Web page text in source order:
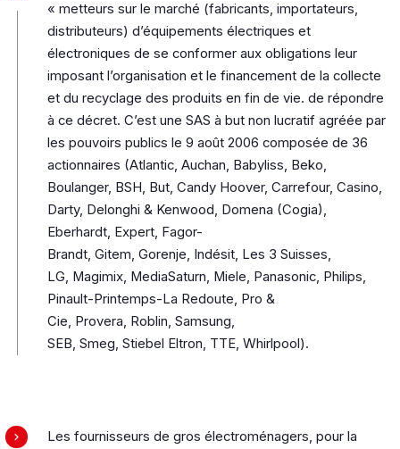
« metteurs sur le marché (fabricants, importateurs,
distributeurs) d’équipements électriques et
électroniques de se conformer aux obligations leur
imposant l’organisation et le financement de la collecte
et du recyclage des produits en fin de vie. de répondre
à ce décret. C’est une SAS à but non lucratif agréée par
les pouvoirs publics le 9 août 2006 composée de 36
actionnaires (Atlantic, Auchan, Babyliss, Beko,
Boulanger, BSH, But, Candy Hoover, Carrefour, Casino,
Darty, Delonghi & Kenwood, Domena (Cogia),
Eberhardt, Expert, Fagor-
Brandt, Gitem, Gorenje, Indésit, Les 3 Suisses,
LG, Magimix, MediaSaturn, Miele, Panasonic, Philips,
Pinault-Printemps-La Redoute, Pro &
Cie, Provera, Roblin, Samsung,
SEB, Smeg, Stiebel Eltron, TTE, Whirlpool).
Les fournisseurs de gros électroménagers, pour la